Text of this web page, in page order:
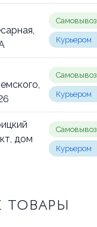
Самовывоз
Курьером
Самовывоз
Курьером
дом
Самовывоз
Курьером